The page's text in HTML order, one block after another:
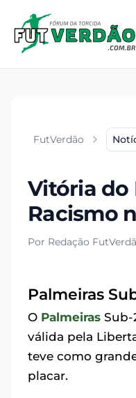
FutVerdão
Vitória do
Racismo
Por Redação
Palmeiras
O Palmeiras Sub-
válida pela
teve como
placar.